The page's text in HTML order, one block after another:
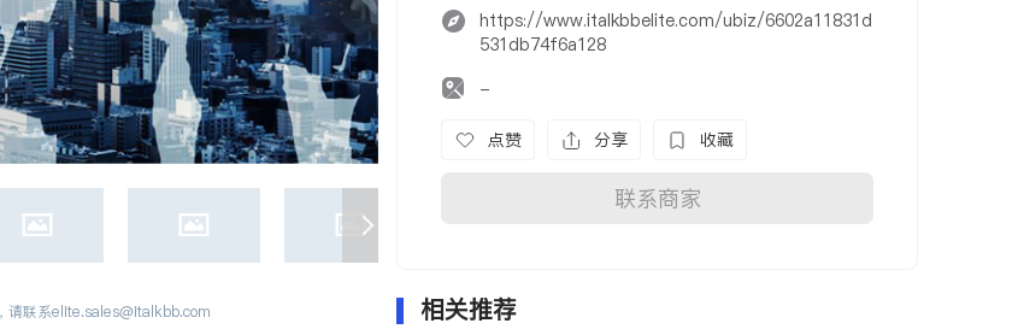
https://www.italkbbelite.com/ubiz/6602a11831d
531db74f6a128
-
点赞 分享 收藏
联系商家
请联系elite.sales@italkbb.com 相关推荐